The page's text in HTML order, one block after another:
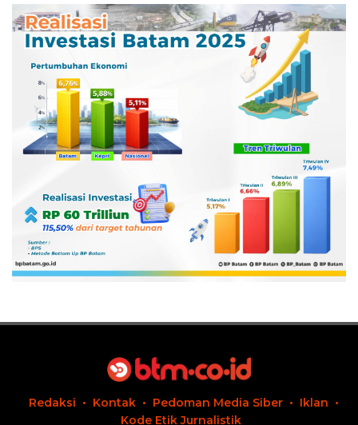
Redaksi Kontak Pedoman Media Siber
Iklan
Kode Etik Jurnalistik